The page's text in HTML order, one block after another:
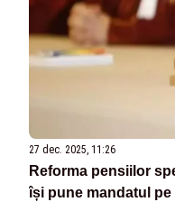
27 dec. 2025, 11:26
Reforma pensiilor
își pune mandatul